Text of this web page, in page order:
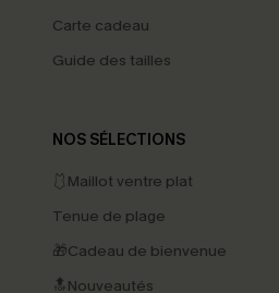
Carte cadeau
Guide des tailles
NOS SÉLECTIONS
🩱Maillot ventre plat
Tenue de plage
🎁Cadeau de bienvenue
🔝Nouveautés